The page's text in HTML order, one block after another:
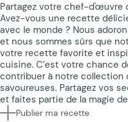
Partagez votre chef-d'œuvre
Avez-vous une recette
avec le monde ? Nous
et nous sommes sûrs que
votre recette favorite et
cuisine. C’est votre chance
contribuer à notre collection
savoureuses. Partagez vos
et faites partie de la magie
Publier ma recette